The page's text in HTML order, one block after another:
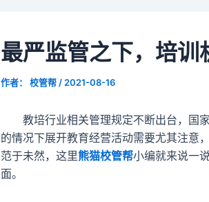
最严监管之下，培训
作者： 校管帮 / 2021-08-16
教培行业相关管理规定不断出台，国
的情况下展开教育经营活动需要尤其注意
范于未然，这里熊猫校管帮小编就来说一
面。